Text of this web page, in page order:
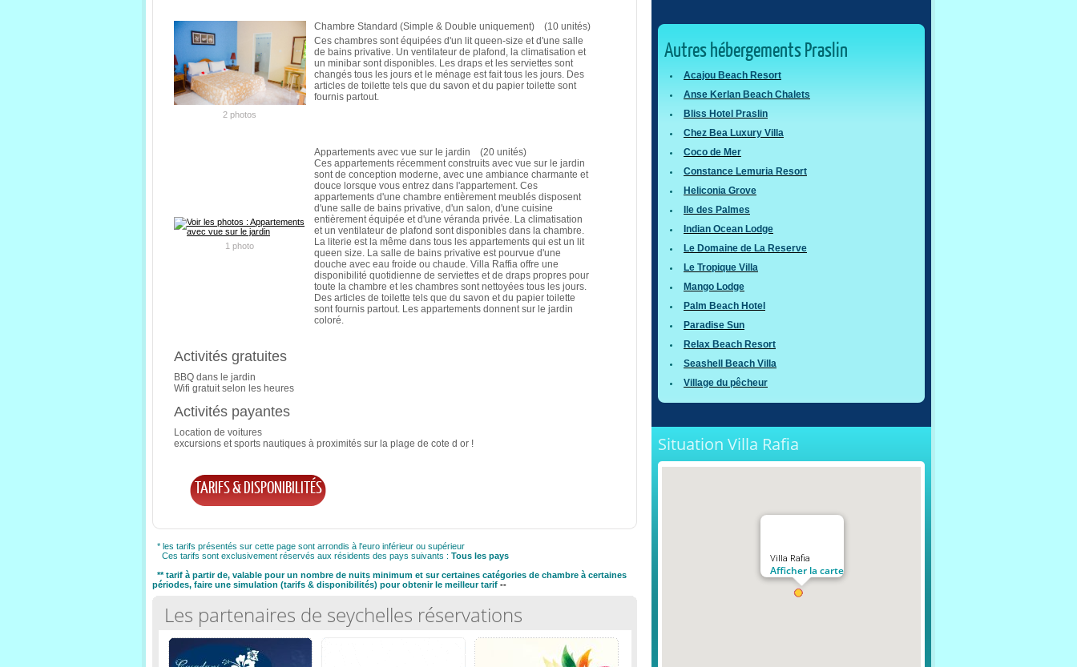
2 photos
Chambre Standard (Simple & Double uniquement) (10 unités)
Ces chambres sont équipées d'un lit queen-size et d'une salle
de bains privative. Un ventilateur de plafond, la climatisation et
un minibar sont disponibles. Les draps et les serviettes sont
changés tous les jours et le ménage est fait tous les jours. Des
articles de toilette tels que du savon et du papier toilette sont
fournis partout.
1 photo
Appartements avec vue sur le jardin (20 unités)
Ces appartements récemment construits avec vue sur le jardin
sont de conception moderne, avec une ambiance charmante et
douce lorsque vous entrez dans l'appartement. Ces
appartements d'une chambre entièrement meublés disposent
d'une salle de bains privative, d'un salon, d'une cuisine
entièrement équipée et d'une véranda privée. La climatisation
et un ventilateur de plafond sont disponibles dans la chambre.
La literie est la même dans tous les appartements qui est un lit
queen size. La salle de bains privative est pourvue d'une
douche avec eau froide ou chaude. Villa Raffia offre une
disponibilité quotidienne de serviettes et de draps propres pour
toute la chambre et les chambres sont nettoyées tous les jours.
Des articles de toilette tels que du savon et du papier toilette
sont fournis partout. Les appartements donnent sur le jardin
coloré.
Activités gratuites
BBQ dans le jardin
Wifi gratuit selon les heures
Activités payantes
Location de voitures
excursions et sports nautiques à proximités sur la plage de cote d or !
TARIFS & DISPONIBILITÉS
* les tarifs présentés sur cette page sont arrondis à l'euro inférieur ou supérieur
Ces tarifs sont exclusivement réservés aux résidents des pays suivants : Tous les pays
** tarif à partir de, valable pour un nombre de nuits minimum et sur certaines catégories de chambre à certaines
périodes, faire une simulation (tarifs & disponibilités) pour obtenir le meilleur tarif --
Les partenaires de seychelles réservations
Autres hébergements Praslin
Acajou Beach Resort
Anse Kerlan Beach Chalets
Bliss Hotel Praslin
Chez Bea Luxury Villa
Coco de Mer
Constance Lemuria Resort
Heliconia Grove
Ile des Palmes
Indian Ocean Lodge
Le Domaine de La Reserve
Le Tropique Villa
Mango Lodge
Palm Beach Hotel
Paradise Sun
Relax Beach Resort
Seashell Beach Villa
Village du pêcheur
Situation Villa Rafia
Villa Rafia
Afficher la carte